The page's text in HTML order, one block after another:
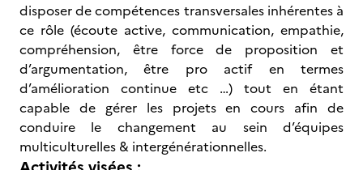
disposer de compétences transversales inhérentes à
ce rôle (écoute active, communication, empathie,
compréhension, être force de proposition et
d’argumentation, être pro actif en termes
d’amélioration continue etc …) tout en étant
capable de gérer les projets en cours afin de
conduire le changement au sein d’équipes
multiculturelles & intergénérationnelles.